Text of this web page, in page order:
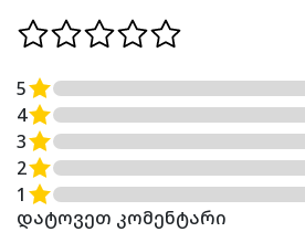
5
4
3
2
1
დატოვეთ კომენტარი